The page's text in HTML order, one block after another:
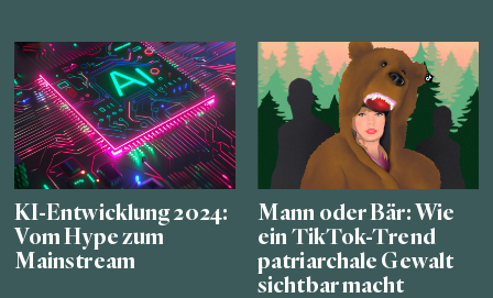
KI-Entwicklung 2024:
Vom Hype zum
Mainstream
Mann oder Bär: Wie
ein TikTok-Trend
patriarchale Gewalt
sichtbar macht